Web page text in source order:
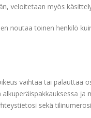
veloitetaan myös
noutaa toinen henkilö
vaihtaa tai palauttaa
ja
sekä